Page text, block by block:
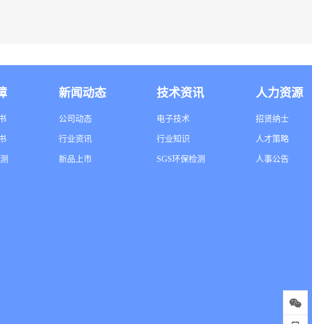
新闻动态
公司动态
行业资讯
新品上市
技术资讯
电子技术
行业知识
SGS环保检测
人力资源
招贤纳士
人才策略
人事公告